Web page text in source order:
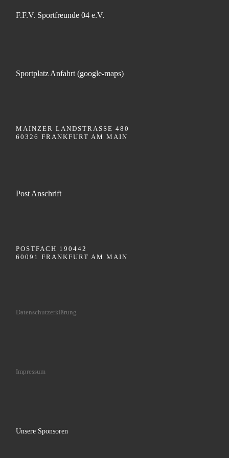
F.F.V. Sportfreunde 04 e.V.
Sportplatz Anfahrt (google-maps)
MAINZER LANDSTRASSE 480
60326 FRANKFURT AM MAIN
Post Anschrift
POSTFACH 190442
60091 FRANKFURT AM MAIN
Datenschutzerklärung
Impressum
Unsere Sponsoren